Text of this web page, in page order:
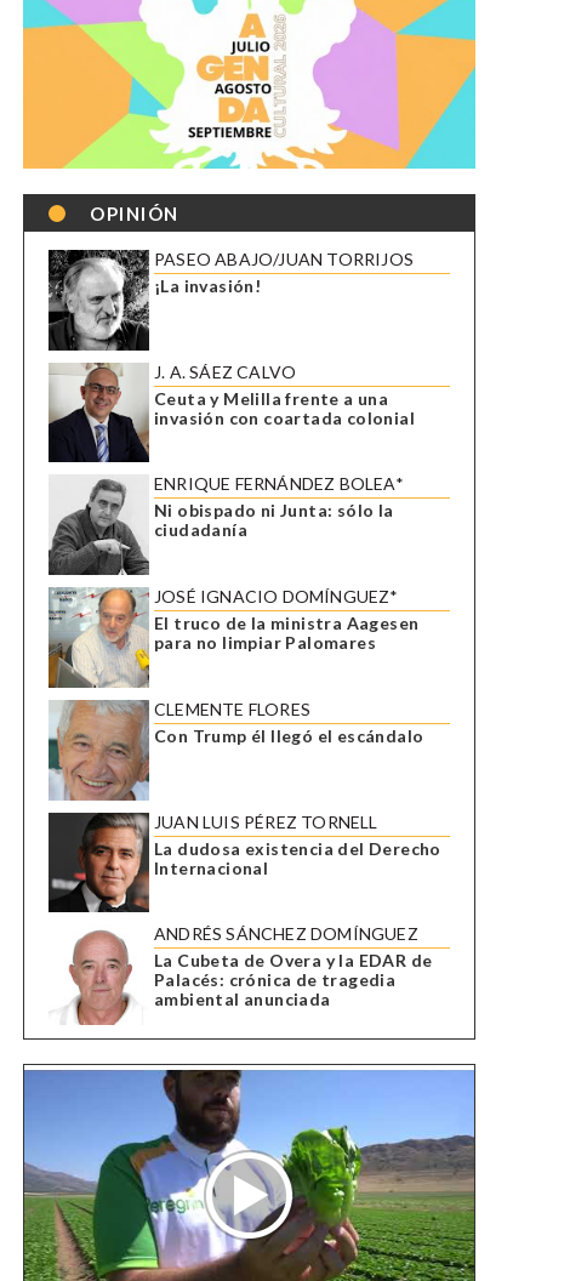
OPINIÓN
PASEO ABAJO/JUAN TORRIJOS
¡La invasión!
J. A. SÁEZ CALVO
Ceuta y Melilla frente a una
invasión con coartada colonial
ENRIQUE FERNÁNDEZ BOLEA*
Ni obispado ni Junta: sólo la
ciudadanía
JOSÉ IGNACIO DOMÍNGUEZ*
El truco de la ministra Aagesen
para no limpiar Palomares
CLEMENTE FLORES
Con Trump él llegó el escándalo
JUAN LUIS PÉREZ TORNELL
La dudosa existencia del Derecho
Internacional
ANDRÉS SÁNCHEZ DOMÍNGUEZ
La Cubeta de Overa y la EDAR de
Palacés: crónica de tragedia
ambiental anunciada